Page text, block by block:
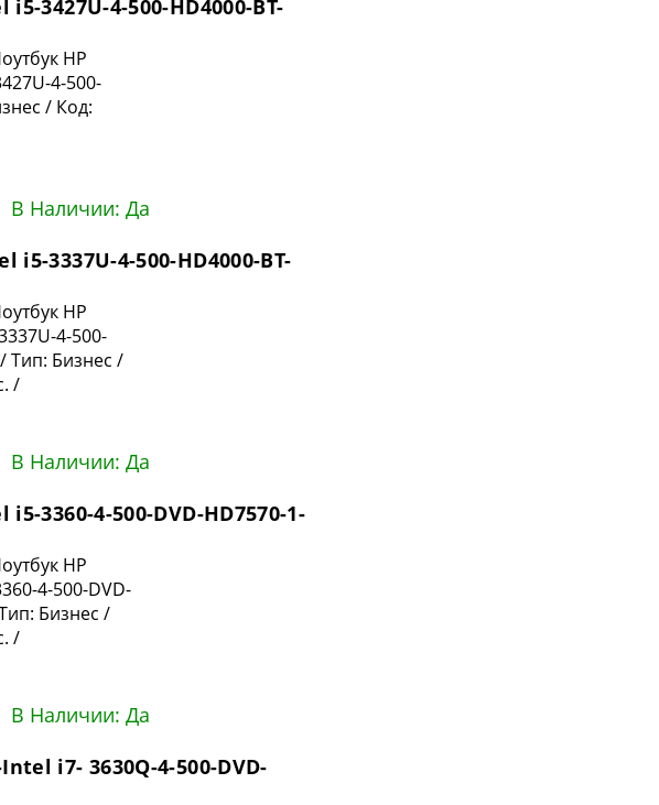
3427U-4-500-HD4000-BT-
HP
4-500-
/ Код:
В Наличии: Да
i5-3337U-4-500-HD4000-BT-
HP
4-500-
Тип: Бизнес /
/
В Наличии: Да
3360-4-500-DVD-HD7570-1-
HP
4-500-DVD-
Бизнес /
/
В Наличии: Да
i7- 3630Q-4-500-DVD-